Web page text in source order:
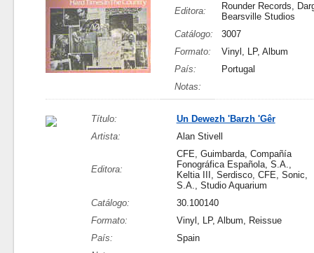
Editora:
Rounder Records,
Bearsville Studios
Catálogo:
3007
Formato:
Vinyl, LP, Album
País:
Portugal
Notas:
Título:
Un Dewezh 'Barzh 'Gêr
Artista:
Alan Stivell
Editora:
CFE, Guimbarda, Compañía
Fonográfica Española, S.A.,
Keltia III, Serdisco, CFE, Sonic,
S.A., Studio Aquarium
Catálogo:
30.100140
Formato:
Vinyl, LP, Album, Reissue
País:
Spain